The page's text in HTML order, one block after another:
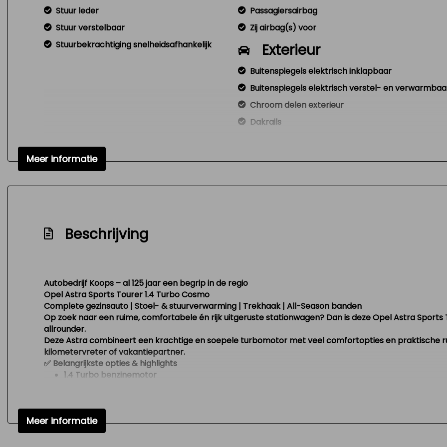
Stuur leder
Stuur verstelbaar
Stuurbekrachtiging snelheidsafhankelijk
Passagiersairbag
Zij airbag(s) voor
Exterieur
Buitenspiegels elektrisch inklapbaar
Buitenspiegels elektrisch verstel- en
Chroom delen exterieur
Dakrails
Meer informatie
Beschrijving
Autobedrijf Koops – al 125 jaar een begrip in de regio
Opel Astra Sports Tourer 1.4 Turbo Cosmo
Complete gezinsauto | Stoel- & stuurverwarming | Trekhaak | All-Season banden
Op zoek naar een ruime, comfortabele én rijk uitgeruste stationwagen? Dan is dezeOpel Astra Sports
allrounder.
Deze Astra combineert een krachtige en soepele turbomotor met veel comfortopties en praktische
kilometervreter of vakantiepartner.
✅ Belangrijkste opties & highlights
1.4 Turbo benzinemotor
Stuurwielverwarming
Climate control
Parkeersensoren vóór & achter
Meer informatie